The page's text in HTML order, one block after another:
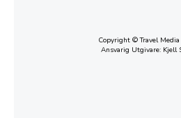
Copyright © Travel
Ansvarig Utgivare: Kjell